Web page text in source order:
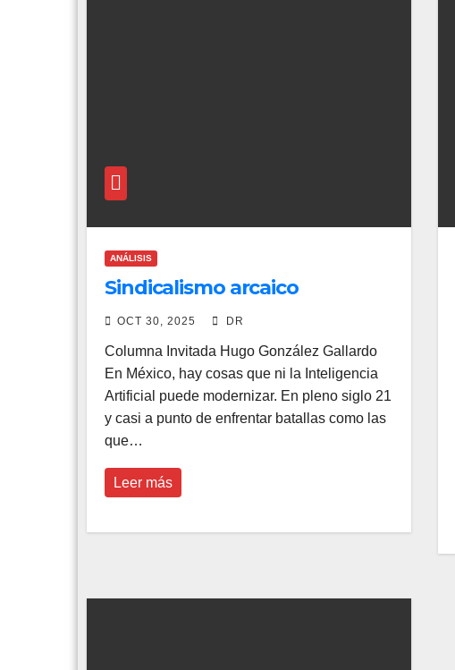
ANÁLISIS
Sindicalismo arcaico
OCT 30, 2025 DR
Columna Invitada Hugo González Gallardo
En México, hay cosas que ni la Inteligencia
Artificial puede modernizar. En pleno siglo 21
y casi a punto de enfrentar batallas como las
que…
Leer más